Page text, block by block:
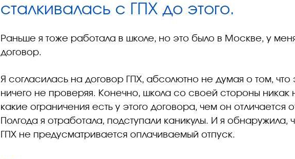
сталкивалась с ГПХ до этого.
Раньше я тоже работала в школе, но это было в Москве, у
договор.
Я согласилась на договор ГПХ, абсолютно не думая о том, что
ничего не проверяя. Конечно, школа со своей стороны никак
какие ограничения есть у этого договора, чем он отличается
Полгода я отработала, подступали каникулы. И я обнаружила,
ГПХ не предусматривается оплачиваемый отпуск.